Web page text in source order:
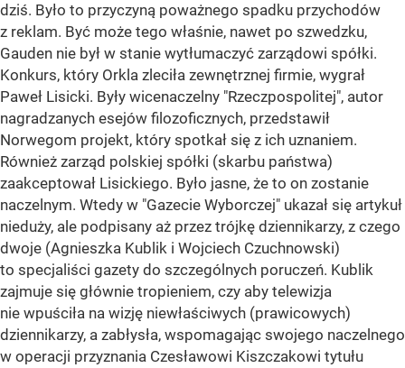
dziś. Było to przyczyną poważnego spadku przychodów
z reklam. Być może tego właśnie, nawet po szwedzku,
Gauden nie był w stanie wytłumaczyć zarządowi spółki.
Konkurs, który Orkla zleciła zewnętrznej firmie, wygrał
Paweł Lisicki. Były wicenaczelny "Rzeczpospolitej", autor
nagradzanych esejów filozoficznych, przedstawił
Norwegom projekt, który spotkał się z ich uznaniem.
Również zarząd polskiej spółki (skarbu państwa)
zaakceptował Lisickiego. Było jasne, że to on zostanie
naczelnym. Wtedy w "Gazecie Wyborczej" ukazał się artykuł
nieduży, ale podpisany aż przez trójkę dziennikarzy, z czego
dwoje (Agnieszka Kublik i Wojciech Czuchnowski)
to specjaliści gazety do szczególnych poruczeń. Kublik
zajmuje się głównie tropieniem, czy aby telewizja
nie wpuściła na wizję niewłaściwych (prawicowych)
dziennikarzy, a zabłysła, wspomagając swojego naczelnego
w operacji przyznania Czesławowi Kiszczakowi tytułu